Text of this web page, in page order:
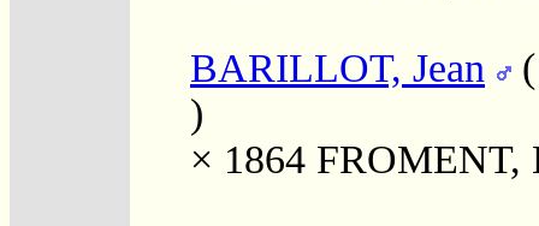
BARILLOT, Jean
)
× 1864 FROMENT,